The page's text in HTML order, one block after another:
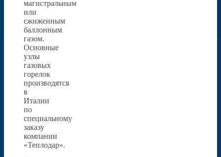
магистральным
или
сжиженным
баллонным
газом.
Основные
узлы
газовых
горелок
производятся
в
Италии
по
специальному
заказу
компании
«Теплодар».